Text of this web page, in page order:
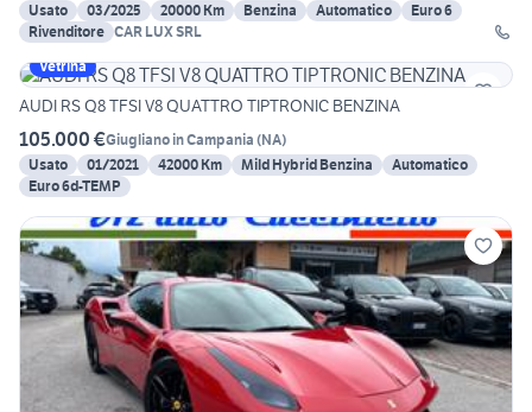
Usato
03/2025 20000 Km Benzina Automatico
Euro 6
Rivenditore CAR LUX SRL
Vetrina
AUDI RS Q8 TFSI V8 QUATTRO TIPTRONIC BENZINA
105.000 €Giugliano in Campania (NA)
Usato
01/2021 42000 Km Mild Hybrid Benzina
Automatico
Euro 6d-TEMP